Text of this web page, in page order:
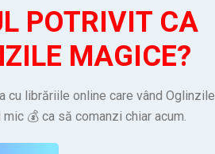
POTRIVIT CA
MAGICE?
librăriile online care vând Oglinzile
💰 ca să comanzi chiar acum.